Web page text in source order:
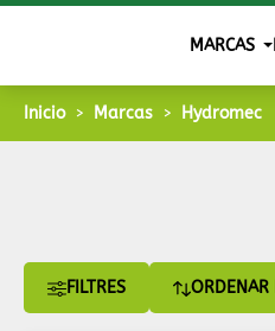
MARCAS
Inicio Marcas Hydromec
FILTRES